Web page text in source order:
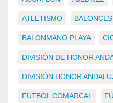
ATLETISMO
BALONMANO PLAYA
DIVISIÓN DE HONOR
DIVISIÓN HONOR
FÚTBOL COMARCAL